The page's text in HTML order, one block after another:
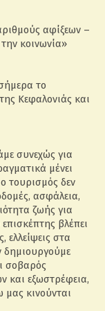
αφίξεων –
κοινωνία»
το
Κεφαλονιάς και
συνεχώς για
μένει
τουρισμός δεν
ασφάλεια,
ζωής για
βλέπει
στα
δημιουργούμε
σοβαρός
και εξωστρέφεια,
μας κινούνται